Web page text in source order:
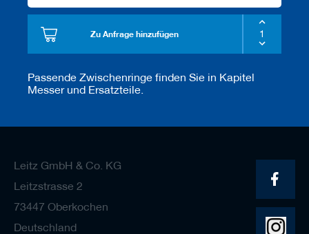
Zu Anfrage hinzufügen
Passende Zwischenringe finden Sie in Kapitel
Messer und Ersatzteile.
Leitz GmbH & Co. KG
Leitzstrasse 2
73447 Oberkochen
Deutschland